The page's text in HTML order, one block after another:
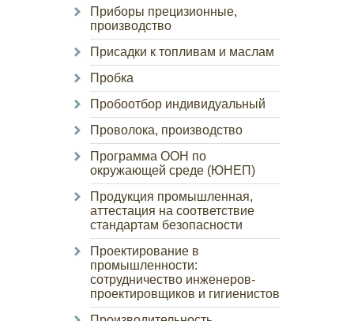
Приборы прецизионные,
производство
Присадки к топливам и маслам
Пробка
Пробоотбор индивидуальный
Проволока, производство
Программа ООН по
окружающей среде (ЮНЕП)
Продукция промышленная,
аттестация на соответствие
стандартам безопасности
Проектирование в
промышленности:
сотрудничество инженеров-
проектировщиков и гигиенистов